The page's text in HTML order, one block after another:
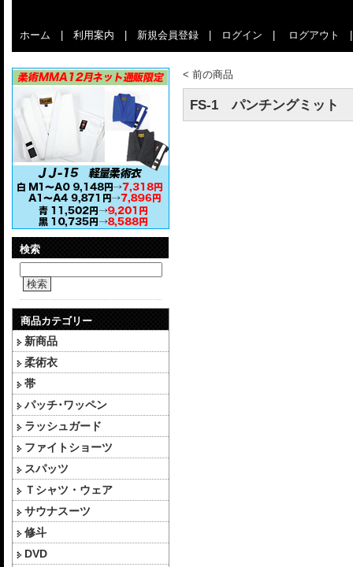
ホーム 利用案内 新規会員登録 ログイン ログアウト
検索
検索
商品カテゴリー
新商品
柔術衣
帯
パッチ･ワッペン
ラッシュガード
ファイトショーツ
スパッツ
Ｔシャツ・ウェア
サウナスーツ
修斗
DVD
< 前の商品
FS-1 パンチングミット